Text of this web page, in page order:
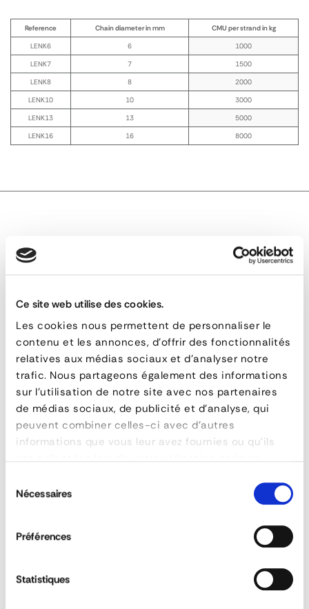
Ce site web utilise des cookies.
Les cookies nous permettent de personnaliser le
contenu et les annonces, d'offrir des fonctionnalités
relatives aux médias sociaux et d'analyser notre
trafic. Nous partageons également des informations
sur l'utilisation de notre site avec nos partenaires
de médias sociaux, de publicité et d'analyse, qui
peuvent combiner celles-ci avec d'autres
informations que vous leur avez fournies ou qu'ils
duNécessaires
Préférences
Statistiques
Reference Chain diameter in mm
CMU per strand in kg
LENK6
6
1000
LENK7
7
1500
LENK8
8
2000
LENK10
10
3000
LENK13
13
5000
LENK16
16 8000
TECHNICAL DESCRIPTION
Steel Grade 80Lifting Chain
Steel
Grade
80
Alloy
Lifting
1,1 kg
QUESTIONS & ANSWERS